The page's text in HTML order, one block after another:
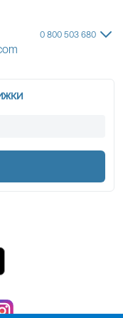
0 800 503 680